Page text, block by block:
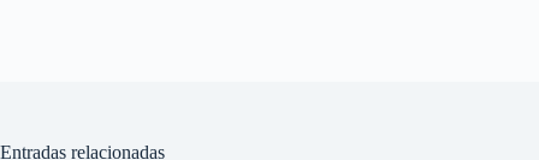
Entradas relacionadas